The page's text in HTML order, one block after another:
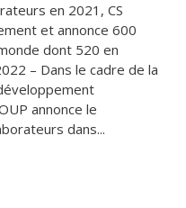
en 2021, CS
et annonce 600
dont 520 en
– Dans le cadre de la
annonce le
dans...